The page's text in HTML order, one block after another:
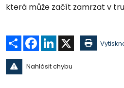
která může začít zamrzat v
Sdílet Facebook
LinkedIn
Nahlásit chybu